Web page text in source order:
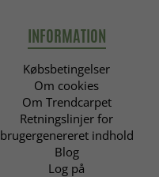
INFORMATION
Købsbetingelser
Om cookies
Om Trendcarpet
Retningslinjer for
brugergenereret indhold
Blog
Log på